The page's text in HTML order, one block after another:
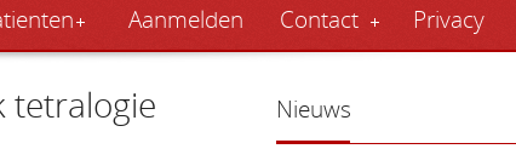
Aanmelden Contact Privacy
tetralogie
Nieuws